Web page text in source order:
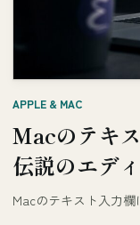
APPLE & MAC
Macのテキ
伝説のエデ
Macのテキスト入力